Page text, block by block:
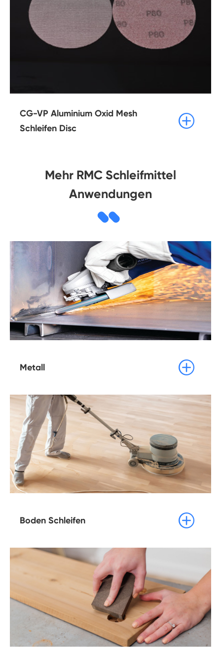
CG-VP Aluminium Oxid Mesh
Schleifen Disc

Mehr RMC Schleifmittel
Anwendungen
Metall 
Boden Schleifen 